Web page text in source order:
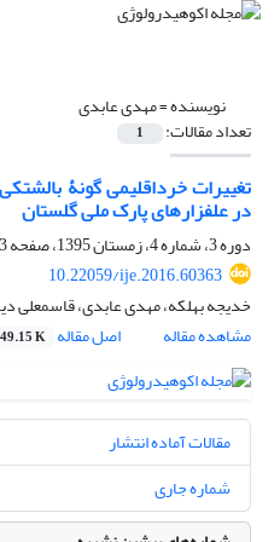
نویسنده =مهدی عابدی
تعداد مقالات: 1
تغییرات خرداقلیمی گونۀ
در علفزار‏های پارک ملی گلستان
دوره 3، شماره 4، زمستان 1395، صفحه
10.22059/ije.2016.60363
خدیجه بهلکه، مهدی عابدی، قاسمعلی
مشاهده مقاله
اصل مقاله K
مقالات آماده انتشار
شماره جاری